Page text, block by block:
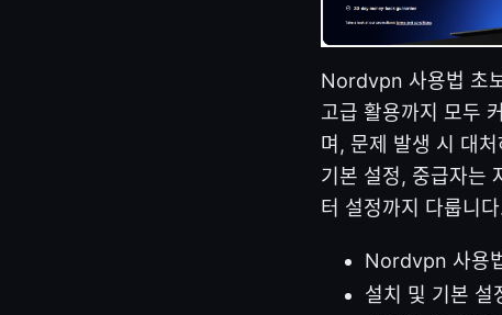
Nordvpn 사용법 초
고급 활용까지 모두
며, 문제 발생 시 대
기본 설정, 중급자는
터 설정까지 다룹니
Nordvpn 사용
설치 및 기본 설